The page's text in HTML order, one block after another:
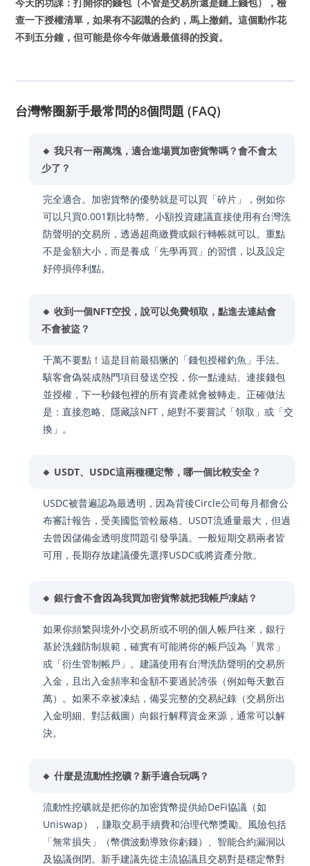
查一下授權清單，如果有不認識的合約，馬上撤銷。這個動作花
不到五分鐘，但可能是你今年做過最值得的投資。
台灣幣圈新手最常問的8個問題 (FAQ)
🔸 我只有一兩萬塊，適合進場買加密貨幣嗎？會不會太
少了？
完全適合。加密貨幣的優勢就是可以買「碎片」，例如你
可以只買0.001顆比特幣。小額投資建議直接使用有台灣洗
防聲明的交易所，透過超商繳費或銀行轉帳就可以。重點
不是金額大小，而是養成「先學再買」的習慣，以及設定
好停損停利點。
🔸 收到一個NFT空投，說可以免費領取，點進去連結會
不會被盜？
千萬不要點！這是目前最猖獗的「錢包授權釣魚」手法。
駭客會偽裝成熱門項目發送空投，你一點連結、連接錢包
並授權，下一秒錢包裡的所有資產就會被轉走。正確做法
是：直接忽略、隱藏該NFT，絕對不要嘗試「領取」或「交
換」。
🔸 USDT、USDC這兩種穩定幣，哪一個比較安全？
USDC被普遍認為最透明，因為背後Circle公司每月都會公
布審計報告，受美國監管較嚴格。USDT流通量最大，但過
去曾因儲備金透明度問題引發爭議。一般短期交易兩者皆
可用，長期存放建議優先選擇USDC或將資產分散。
🔸 銀行會不會因為我買加密貨幣就把我帳戶凍結？
如果你頻繁與境外小交易所或不明的個人帳戶往來，銀行
基於洗錢防制規範，確實有可能將你的帳戶設為「異常」
或「衍生管制帳戶」。建議使用有台灣洗防聲明的交易所
入金，且出入金頻率和金額不要過於誇張（例如每天數百
萬）。如果不幸被凍結，備妥完整的交易紀錄（交易所出
入金明細、對話截圖）向銀行解釋資金來源，通常可以解
決。
🔸 什麼是流動性挖礦？新手適合玩嗎？
流動性挖礦就是把你的加密貨幣提供給DeFi協議（如
Uniswap），賺取交易手續費和治理代幣獎勵。風險包括
「無常損失」（幣價波動導致你虧錢）、智能合約漏洞以
及協議倒閉。新手建議先從主流協議且交易對是穩定幣對